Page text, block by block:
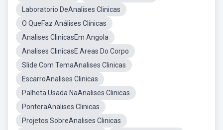
Laboratorio DeAnalises Clinicas
O QueFaz Análises Clínicas
Analises ClinicasEm Angola
Analises ClinicasE Areas Do Corpo
Slide Com TemaAnalises Clinicas
EscarroAnalises Clinicas
Palheta Usada NaAnalises Clinicas
PonteraAnalises Clinicas
Projetos SobreAnalises Clinicas